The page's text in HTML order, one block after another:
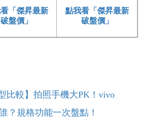
「傑昇最新
破盤價」
點我看「傑昇最新
破盤價」
比較】拍照手機大PK！vivo
？規格功能一次盤點！